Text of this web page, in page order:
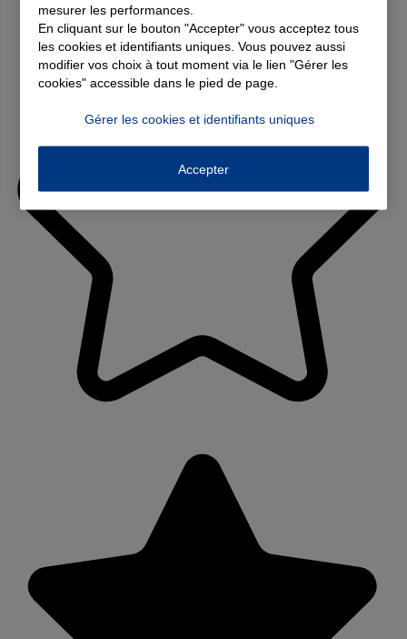
mesurer les performances.
En cliquant sur le bouton "Accepter" vous acceptez tous
les cookies et identifiants uniques. Vous pouvez aussi
modifier vos choix à tout moment via le lien "Gérer les
cookies" accessible dans le pied de page.
Gérer les cookies et identifiants uniques
Accepter